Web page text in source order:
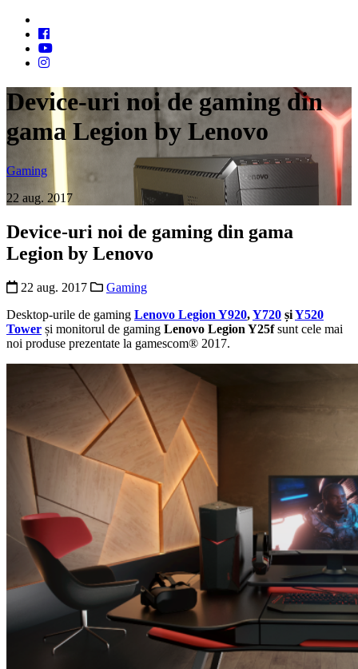
Device-uri noi de gaming din
gama Legion by Lenovo
Gaming
22 aug. 2017
Device-uri noi de gaming din gama
Legion by Lenovo
22 aug. 2017
Gaming
Desktop-urile de gaming Lenovo Legion Y920,Y720 șiY520
Tower și monitorul de gaming Lenovo Legion Y25fsunt cele mai
noi produse prezentate la gamescom® 2017.